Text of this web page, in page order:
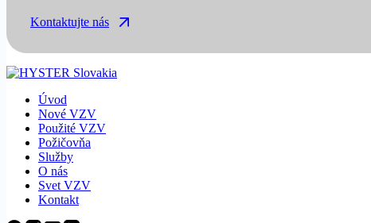
Kontaktujte nás
Úvod
Nové VZV
Použité VZV
Požičovňa
Služby
O nás
Svet VZV
Kontakt